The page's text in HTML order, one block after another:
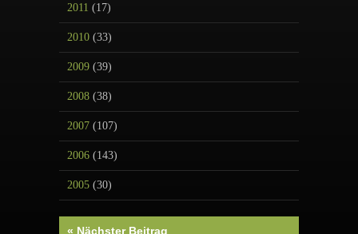
2011 (17)
2010 (33)
2009 (39)
2008 (38)
2007 (107)
2006 (143)
2005 (30)
« Nächster Beitrag